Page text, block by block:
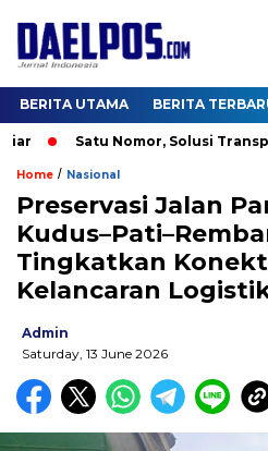
BERITA UTAMA BERITA
Satu Nomor, Solusi
Home / Nasional
Preservasi Jalan
Tingkatkan
Kelancaran
Admin
Saturday, 13 June 2026